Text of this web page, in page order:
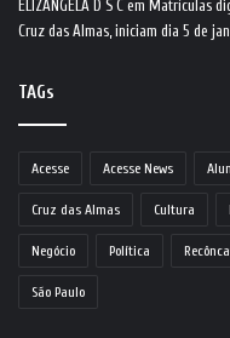
ELIZANGELA D S C em Matrículas
Cruz das Almas, iniciam dia 5 de
TAGs
Acesse Acesse News
Cruz das Almas Cultura
Negócio Política
São Paulo